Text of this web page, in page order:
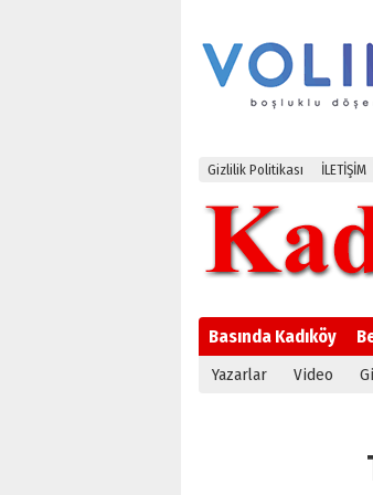
Gizlilik Politikası İLETİŞİM
Basında Kadıköy
Yazarlar Video